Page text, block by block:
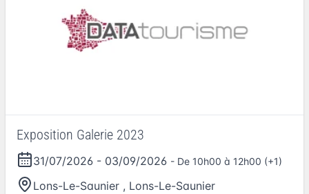
Exposition Galerie 2023
31/07/2026 - 03/09/2026 - De 10h00 à 12h00 (+1)
Lons-Le-Saunier , Lons-Le-Saunier